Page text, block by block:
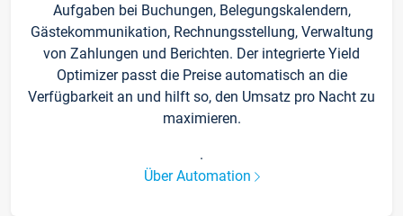
Aufgaben bei Buchungen, Belegungskalendern,
Gästekommunikation, Rechnungsstellung, Verwaltung
von Zahlungen und Berichten. Der integrierte Yield
Optimizer passt die Preise automatisch an die
Verfügbarkeit an und hilft so, den Umsatz pro Nacht zu
maximieren.
.
Über Automation